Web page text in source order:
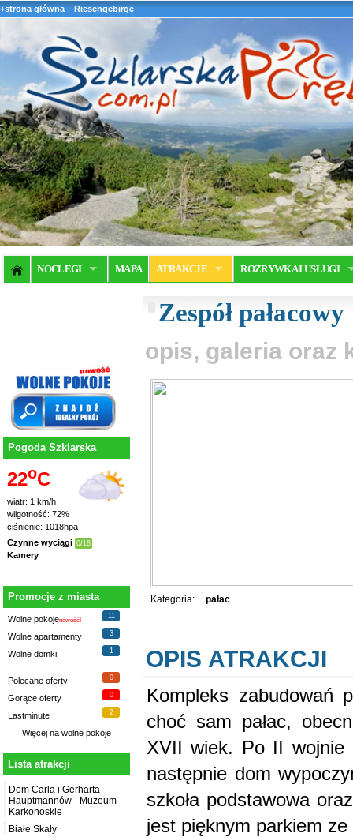
+strona główna Riesengebirge
NOCLEGI MAPA ATRAKCJE ROZRYWKA I USŁUGI
Pogoda Szklarska
22oC
wiatr: 1 km/h
wilgotność: 72%
ciśnienie: 1018hpa
Czynne wyciągi 0/18
Kamery
Promocje z miasta
Wolne pokojenowość!
11
Wolne apartamenty 3
Wolne domki 1
Polecane oferty 0
Gorące oferty 0
Lastminute 2
Więcej na wolne pokoje
Lista atrakcji
Dom Carla i Gerharta
Hauptmannów - Muzeum
Karkonoskie
Białe Skały
Zespół pałacowy
opis, galeria oraz
Kategoria: pałac
OPIS ATRAKCJI
Kompleks zabudowań
choć sam pałac,
XVII wiek. Po II wojnie
następnie dom
szkoła podstawowa
jest pięknym parkiem